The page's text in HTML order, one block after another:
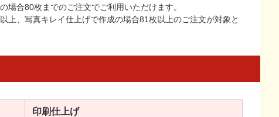
合80枚までのご注文でご利用いただけます。
上、写真キレイ仕上げで作成の場合81枚以上のご注文が対象と
印刷仕上げ